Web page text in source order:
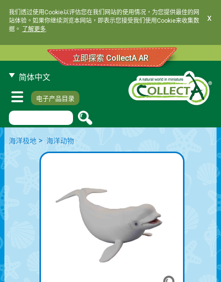
我们透过使用Cookie以评估您在我们网站的使用情况，为您提供最佳的网
站体验。如果你继续浏览本网站，即表示您接受我们使用Cookie来收集数
据。
了解更多.
x
立即探索 CollectA AR
简体中文
电子产品目录
海洋极地> 海洋动物